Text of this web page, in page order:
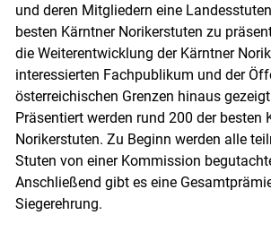
und deren Mitgliedern eine
besten Kärntner Norikerstuten zu
die Weiterentwicklung der Kärntner
interessierten Fachpublikum und der
österreichischen Grenzen hinaus
Präsentiert werden rund 200 der besten
Norikerstuten. Zu Beginn werden alle
Stuten von einer Kommission
Anschließend gibt es eine
Siegerehrung.